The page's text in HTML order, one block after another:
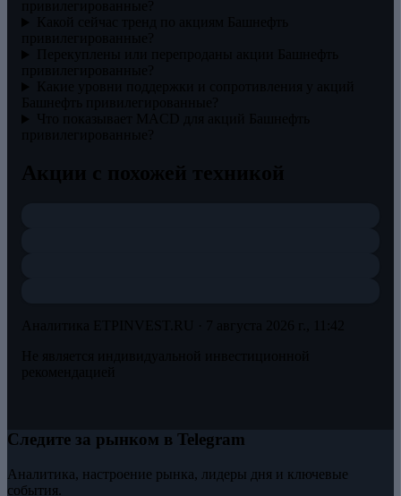
Следите за рынком в Telegram
Аналитика, настроение рынка, лидеры дня и ключевые
события.